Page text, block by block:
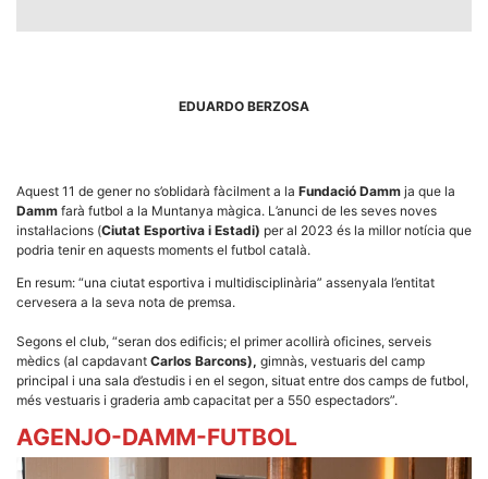
EDUARDO BERZOSA
Aquest 11 de gener no s’oblidarà fàcilment a la Fundació Damm ja que la
Damm farà futbol a la Muntanya màgica. L’anunci de les seves noves
instal·lacions (Ciutat Esportiva i Estadi) per al 2023 és la millor notícia que
podria tenir en aquests moments el futbol català.
En resum: “una ciutat esportiva i multidisciplinària” assenyala l’entitat
cervesera a la seva nota de premsa.
Segons el club, “seran dos edificis; el primer acollirà oficines, serveis
mèdics (al capdavant Carlos Barcons), gimnàs, vestuaris del camp
principal i una sala d’estudis i en el segon, situat entre dos camps de futbol,
més vestuaris i graderia amb capacitat per a 550 espectadors”.
AGENJO-DAMM-FUTBOL
Experiència
nostre lloc web
emmagatzemen
dades en el seu
dispositiu que
permeten que el
bé com sigui
aquestes
cookies
algunes
funcionalitats
desapareixeran